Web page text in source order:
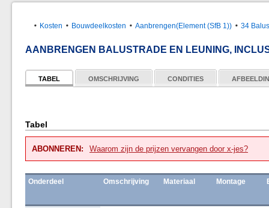
Kosten Bouwdeelkosten Aanbrengen(Element (SfB 1)) 34
AANBRENGEN BALUSTRADE EN LEUNING,
TABEL OMSCHRIJVING CONDITIES
Tabel
ABONNEREN: Waarom zijn de prijzen vervangen door x-jes?
Onderdeel Omschrijving Materiaal Montage